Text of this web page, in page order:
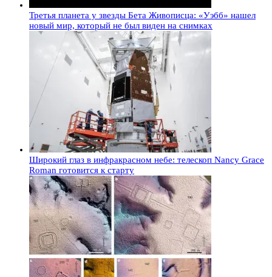
Третья планета у звезды Бета Живописца: «Уэбб» нашел
новый мир, который не был виден на снимках
Широкий глаз в инфракрасном небе: телескоп Nancy Grace
Roman готовится к старту